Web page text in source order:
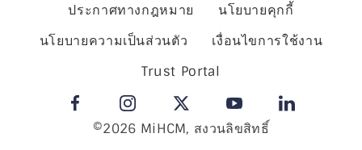
ประกาศทางกฎหมาย
นโยบายคุกกี้
นโยบายความเป็นส่วนตัว
เงื่อนไขการใช้งาน
Trust Portal
©2026 MiHCM, สงวนลิขสิทธิ์